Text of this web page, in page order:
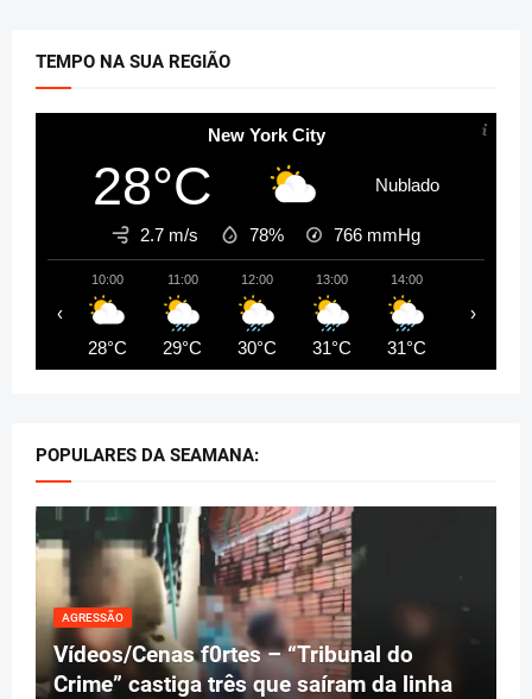
TEMPO NA SUA REGIÃO
New York City
28°C Nublado
2.7 m/s 78% 766 mmHg
10:00
28°C
11:00
29°C
12:00
30°C
13:00
31°C
14:00
31°C
‹ ›
POPULARES DA SEAMANA:
AGRESSÃO
Vídeos/Cenas f0rtes – “Tribunal do
Crime” castiga três que saíram da linha